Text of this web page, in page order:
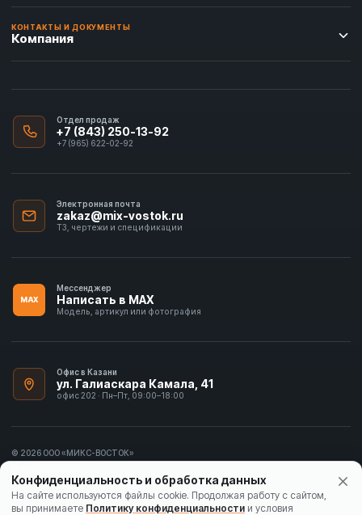
КОНТАКТЫ И ДОКУМЕНТЫ
Компания
Отдел продаж
+7 (843) 250-13-92
+7 (965) 622-02-92
Электронная почта
zakaz@mix-vostok.ru
ТЗ, чертежи и спецификации
MAX
Мессенджер
Написать в MAX
Модель, артикул или фотография
Офис в Казани
ул. Галиаскара Камала, 41
офис 202 · Пн–Пт, 09:00–18:00
© 2026 ООО «МИКС-ВОСТОК»
Политика конфиденциальности
Конфиденциальность и обработка данных
На сайте используются файлы cookie. Продолжая работу с сайтом,
вы принимаете Политику конфиденциальности и условия